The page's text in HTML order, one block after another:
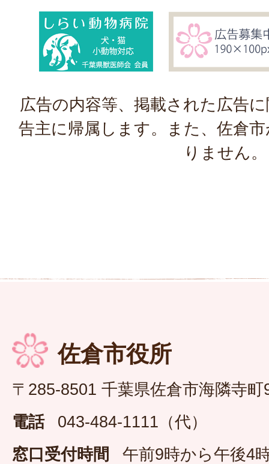
広告の内容等、掲載された広告
告主に帰属します。また、佐倉
りません。
佐倉市役所
〒285-8501 千葉県佐倉市海隣寺町
電話
043-484-1111（代）
窓口受付時間
午前9時から午後4